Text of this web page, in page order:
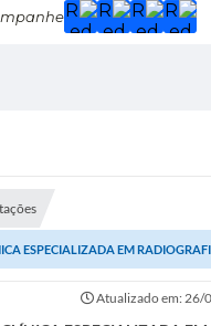
ESPECIALIZADA EM
Atualizado em: 26/